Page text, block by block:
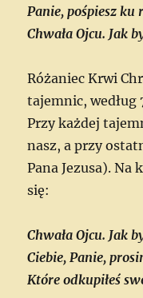
Panie, pośpiesz
Chwała Ojcu. Jak
Różaniec Krwi
tajemnic, według
Przy każdej
nasz, a przy
Pana Jezusa).
się:
Chwała Ojcu. Jak
Ciebie, Panie,
Które odkupiłeś